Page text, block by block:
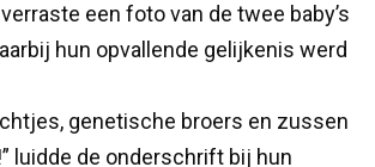
een foto van de twee baby’s
hun opvallende gelijkenis werd
genetische broers en zussen
luidde de onderschrift bij hun